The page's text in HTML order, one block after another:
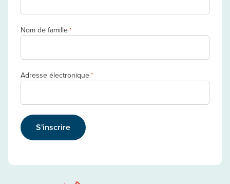
Nom de famille*
Adresse électronique*
S'inscrire